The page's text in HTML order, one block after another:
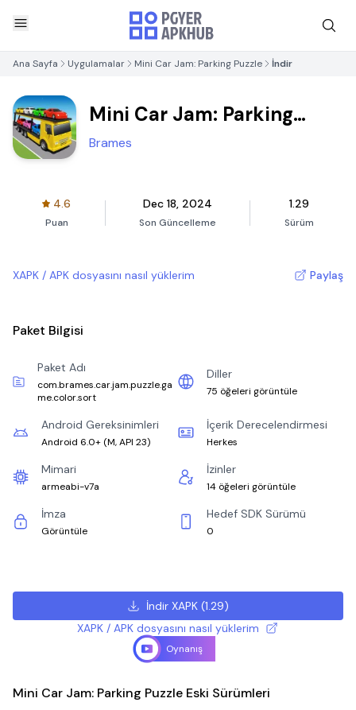
Ana Sayfa Uygulamalar Mini Car Jam: Parking Puzzle İndir
Mini Car Jam: Parking
Puzzle
Brames
4.6
Puan
Dec 18, 2024
Son Güncelleme
1.29
Sürüm
XAPK / APK dosyasını nasıl yüklerim Paylaş
Paket Bilgisi
Paket Adı
com.brames.car.jam.puzzle.ga
me.color.sort
Diller
75 öğeleri görüntüle
Android Gereksinimleri
Android 6.0+ (M, API 23)
İçerik Derecelendirmesi
Herkes
Mimari
armeabi-v7a
İzinler
14 öğeleri görüntüle
İmza
Görüntüle
Hedef SDK Sürümü
0
İndir XAPK(1.29)
XAPK / APK dosyasını nasıl yüklerim
Oynanış
Mini Car Jam: Parking Puzzle Eski Sürümleri